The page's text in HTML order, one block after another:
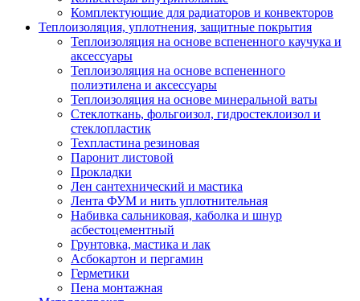
Комплектующие для радиаторов и конвекторов
Теплоизоляция, уплотнения, защитные покрытия
Теплоизоляция на основе вспененного каучука и
аксессуары
Теплоизоляция на основе вспененного
полиэтилена и аксессуары
Теплоизоляция на основе минеральной ваты
Стеклоткань, фольгоизол, гидростеклоизол и
стеклопластик
Техпластина резиновая
Паронит листовой
Прокладки
Лен сантехнический и мастика
Лента ФУМ и нить уплотнительная
Набивка сальниковая, каболка и шнур
асбестоцементный
Грунтовка, мастика и лак
Асбокартон и пергамин
Герметики
Пена монтажная